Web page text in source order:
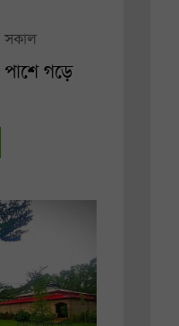
সকাল
গড়ে